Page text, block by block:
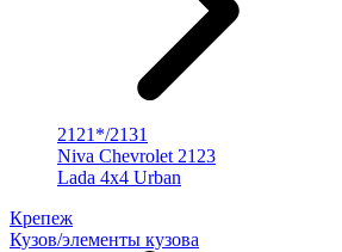
2121*/2131
Niva Chevrolet 2123
Lada 4x4 Urban
Крепеж
Кузов/элементы кузова